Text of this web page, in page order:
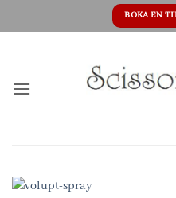
to
BOKA EN